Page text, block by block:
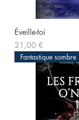
Éveille-toi
Prix
21,00 €
Fantastique sombre